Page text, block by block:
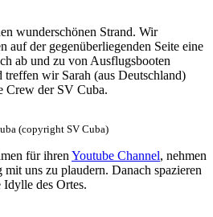
wunderschönen Strand. Wir
auf der gegenüberliegenden Seite eine
ab und zu von Ausflugsbooten
wir Sarah (aus Deutschland)
Crew der SV Cuba.
(copyright SV Cuba)
für ihrenYoutube Channel, nehmen
uns zu plaudern. Danach spazieren
des Ortes.